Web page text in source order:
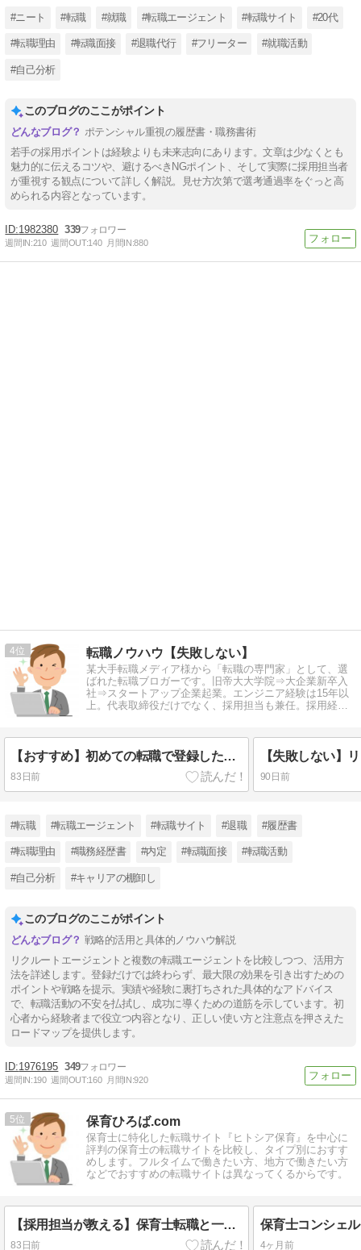
#ニート #転職 #就職 #転職エージェント #転職サイト #20代
#転職理由 #転職面接 #退職代行 #フリーター #就職活動
#自己分析
このブログのここがポイント
ポテンシャル重視の履歴書・職務書術
若手の採用ポイントは経験よりも未来志向にあります。文章は少なくとも
魅力的に伝えるコツや、避けるべきNGポイント、そして実際に採用担当者
が重視する観点について詳しく解説。見せ方次第で選考通過率をぐっと高
められる内容となっています。
1982380 339
週間IN:210 週間OUT:140 月間IN:880
4 転職ノウハウ【失敗しない】
某大手転職メディア様から「転職の専門家」として、選
ばれた転職ブロガーです。旧帝大大学院⇒大企業新卒入
社⇒スタートアップ企業起業。エンジニア経験は15年以
上。代表取締役だけでなく、採用担当も兼任。採用経
【おすすめ】初めての転職で登録したい転職エージェント14社を厳選
83日前 90日前
#転職 #転職エージェント #転職サイト #退職 #履歴書
#転職理由 #職務経歴書 #内定 #転職面接 #転職活動
#自己分析 #キャリアの棚卸し
このブログのここがポイント
戦略的活用と具体的ノウハウ解説
リクルートエージェントと複数の転職エージェントを比較しつつ、活用方
法を詳述します。登録だけでは終わらず、最大限の効果を引き出すための
ポイントや戦略を提示。実績や経験に裏打ちされた具体的なアドバイス
で、転職活動の不安を払拭し、成功に導くための道筋を示しています。初
心者から経験者まで役立つ内容となり、正しい使い方と注意点を押さえた
ロードマップを提供します。
1976195 349
週間IN:190 週間OUT:160 月間IN:920
5 保育ひろば.com
保育士に特化した転職サイト『ヒトシア保育』を中心に
評判の保育士の転職サイトを比較し、タイプ別におすす
めします。フルタイムで働きたい方、地方で働きたい方
などでおすすめの転職サイトは異なってくるからです。
【採用担当が教える】保育士転職と一般転職の違いとは？
83日前 4ヶ月前